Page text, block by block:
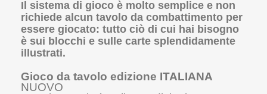
Il sistema di gioco è molto semplice e non
richiede alcun tavolo da combattimento per
essere giocato: tutto ciò di cui hai bisogno
è sui blocchi e sulle carte splendidamente
illustrati.
Gioco da tavolo edizione ITALIANA
NUOVO